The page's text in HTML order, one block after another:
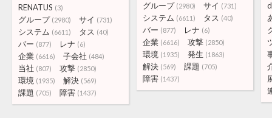
RENATUS (3)
グループ (2980) サイ (731)
システム (6611) タス (40)
バー (877) レナ (6)
企業 (6616) 子会社 (484)
当社 (807) 攻撃 (2850)
環境 (1935) 解決 (569)
課題 (705) 障害 (1437)
グループ (2980) サイ (731)
システム (6611) タス (40)
バー (877) レナ (6)
企業 (6616) 攻撃 (2850)
環境 (1935) 発生 (1863)
解決 (569) 課題 (705)
障害 (1437)